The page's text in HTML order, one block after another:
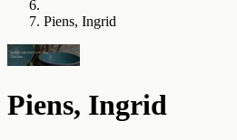
Piens, Ingrid
Piens, Ingrid